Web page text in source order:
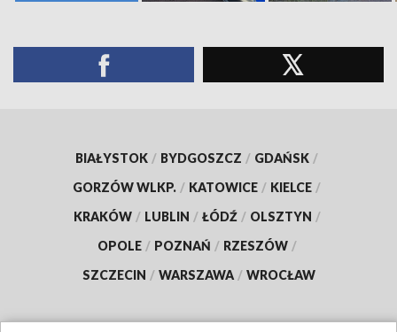
BIAŁYSTOK / BYDGOSZCZ / GDAŃSK /
GORZÓW WLKP. / KATOWICE / KIELCE /
KRAKÓW / LUBLIN / ŁÓDŹ / OLSZTYN /
OPOLE / POZNAŃ / RZESZÓW /
SZCZECIN / WARSZAWA / WROCŁAW